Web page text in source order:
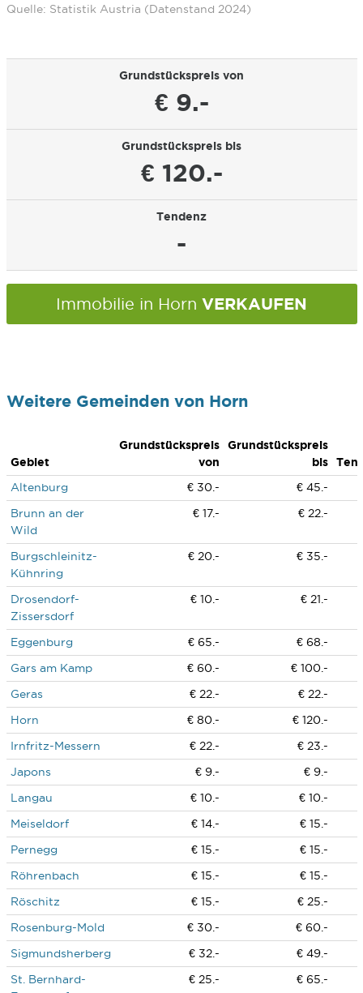
Quelle: Statistik Austria (Datenstand 2024)
Grundstückspreis von
€ 9.-
Grundstückspreis bis
€ 120.-
Tendenz
-
Immobilie in Horn VERKAUFEN
Weitere Gemeinden von Horn
Gebiet
Grundstückspreis
von
Grundstückspreis
bis
Altenburg
€ 30.-
€ 45.-
Brunn an der
Wild
€ 17.- € 22.-
Burgschleinitz-
Kühnring
€ 20.- € 35.-
Drosendorf-
Zissersdorf
€ 10.- € 21.-
Eggenburg € 65.-
€ 68.-
Gars am Kamp
€ 60.-
€ 100.-
Geras
€ 22.-
€ 22.-
Horn
€ 80.-
€ 120.-
Irnfritz-Messern
€ 22.-
€ 23.-
Japons
€ 9.-
€ 9.-
Langau
€ 10.-
€ 10.-
Meiseldorf
€ 14.-
€ 15.-
Pernegg
€ 15.-
€ 15.-
Röhrenbach
€ 15.-
€ 15.-
Röschitz
€ 15.-
€ 25.-
Rosenburg-Mold
€ 30.-
€ 60.-
Sigmundsherberg
€ 32.-
€ 49.-
St. Bernhard-
€ 25.- € 65.-